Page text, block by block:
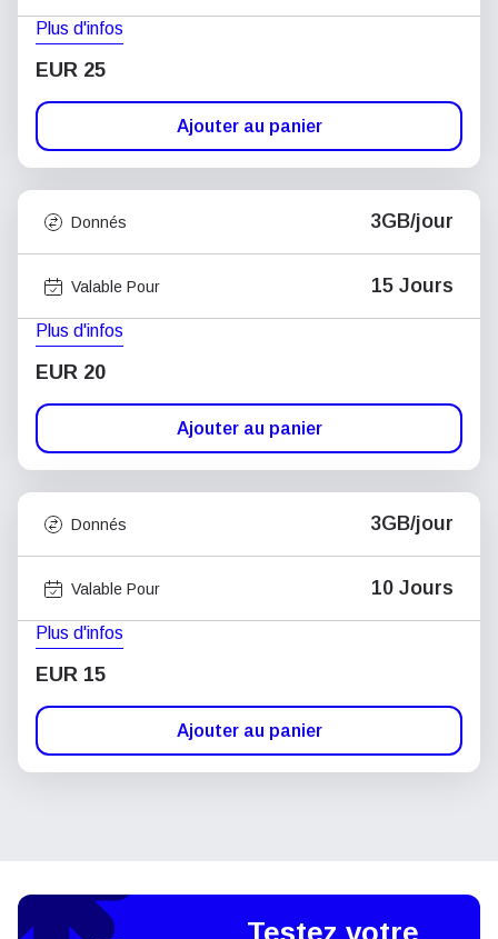
Plus d'infos
EUR 25
Ajouter au panier
Donnés 3GB/jour
Valable Pour 15 Jours
Plus d'infos
EUR 20
Ajouter au panier
Donnés 3GB/jour
Valable Pour 10 Jours
Plus d'infos
EUR 15
Ajouter au panier
Testez votre